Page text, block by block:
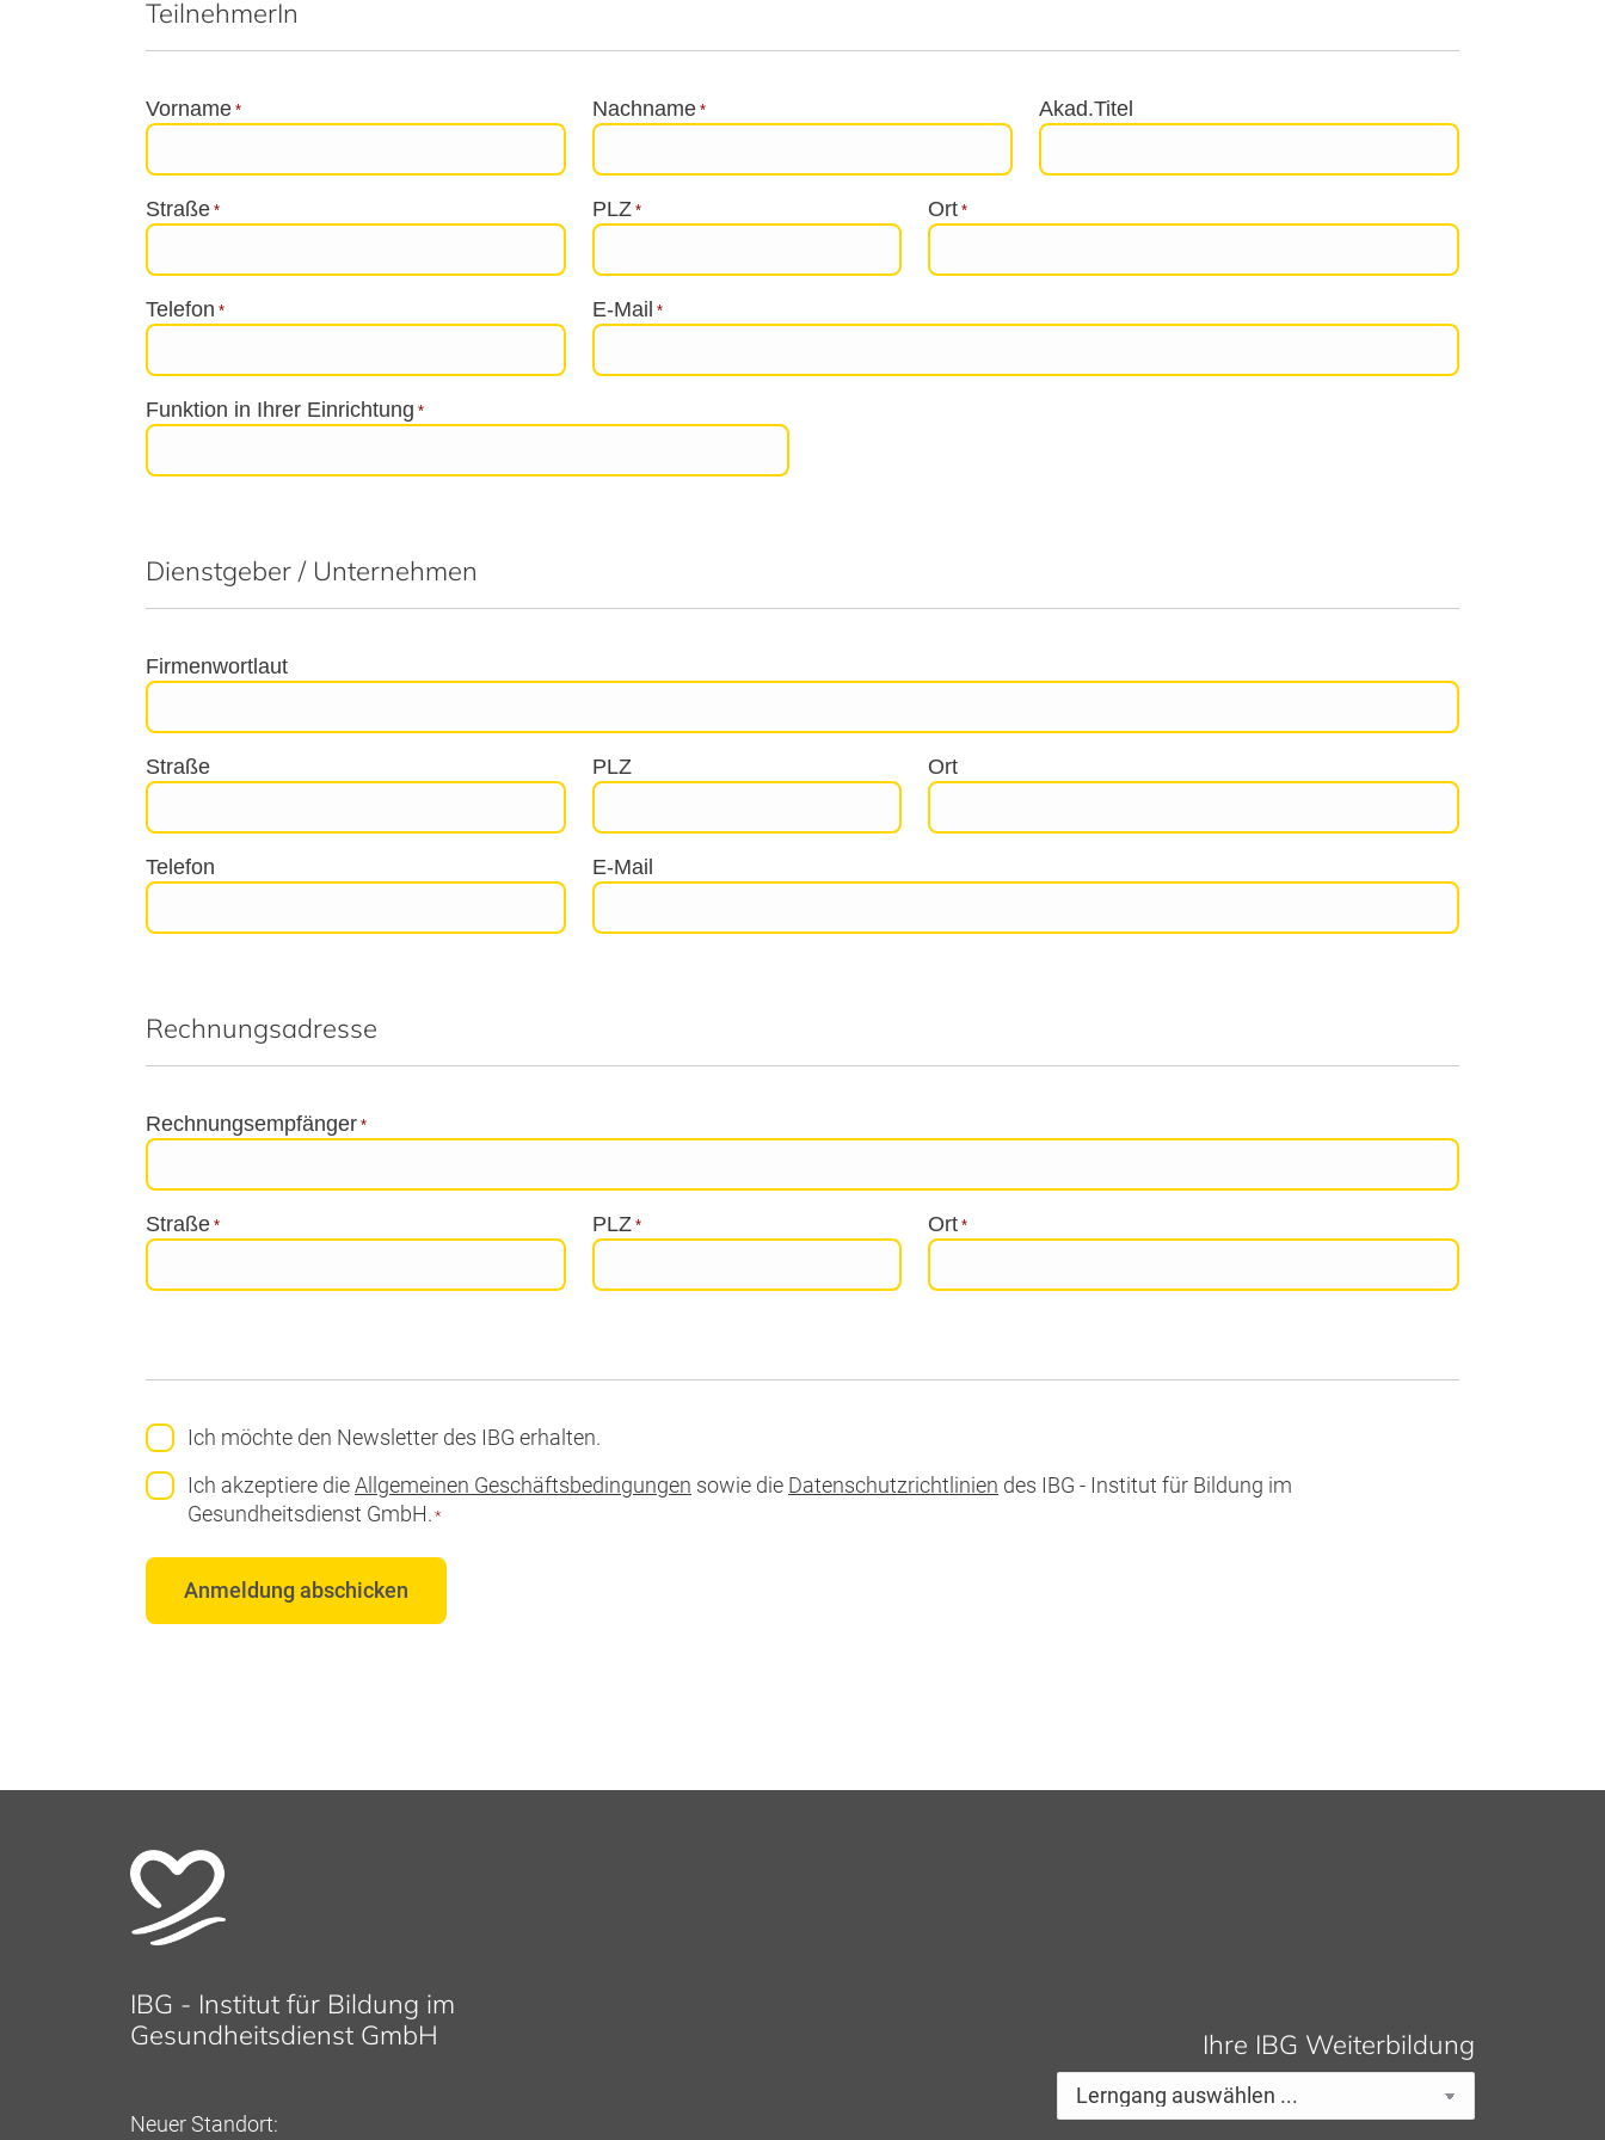
TeilnehmerIn
Vorname * Nachname * Akad.Titel
Straße * PLZ * Ort *
Telefon * E-Mail *
Funktion in Ihrer Einrichtung *
Dienstgeber / Unternehmen
Firmenwortlaut
Straße PLZ Ort
Telefon E-Mail
Rechnungsadresse
Rechnungsempfänger *
Straße * PLZ * Ort *
Newsletteranmeldung
Ich möchte den Newsletter des IBG erhalten.
Einwilligung
*
Ich akzeptiere dieAllgemeinen Geschäftsbedingungen sowie die Datenschutzrichtlinien des IBG - Institut für Bildung im
Gesundheitsdienst GmbH. *
IBG - Institut für Bildung im
Gesundheitsdienst GmbH
Neuer Standort:
Ihre IBG Weiterbildung